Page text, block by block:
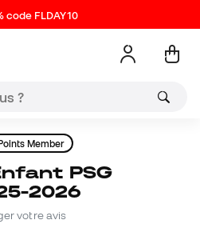
code FLDAY10
Member
2026
votre avis